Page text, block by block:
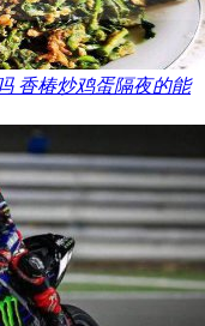
香椿炒鸡蛋隔夜的能